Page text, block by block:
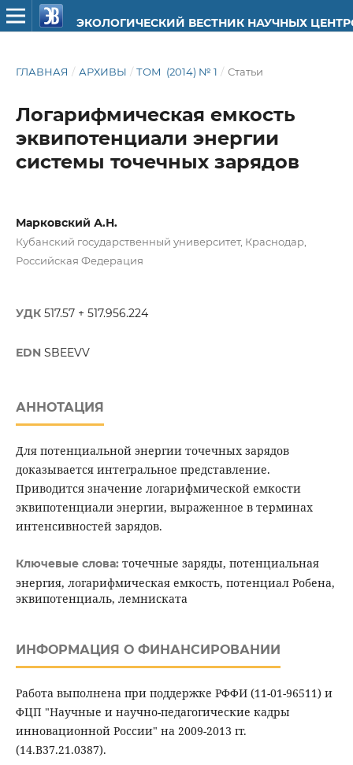
ЭКОЛОГИЧЕСКИЙ ВЕСТНИК НАУЧНЫХ
ГЛАВНАЯ / АРХИВЫ / ТОМ (2014) № 1 / Статьи
Логарифмическая емкость
эквипотенциали энергии
системы точечных зарядов
Марковский А.Н.
Кубанский государственный университет, Краснодар,
Российская Федерация
УДК 517.57 + 517.956.224
EDN SBEEVV
АННОТАЦИЯ
Для потенциальной энергии точечных зарядов
доказывается интегральное представление.
Приводится значение логарифмической емкости
эквипотенциали энергии, выраженное в терминах
интенсивностей зарядов.
Ключевые слова: точечные заряды, потенциальная
энергия, логарифмическая емкость, потенциал Робена,
эквипотенциаль, лемниската
ИНФОРМАЦИЯ О ФИНАНСИРОВАНИИ
Работа выполнена при поддержке РФФИ (11-01-96511) и
ФЦП "Научные и научно-педагогические кадры
инновационной России" на 2009-2013 гг.
(14.B37.21.0387).